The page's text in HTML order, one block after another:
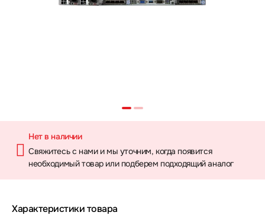
Нет в наличии
Свяжитесь с нами и мы уточним, когда появится
необходимый товар или подберем подходящий аналог
Характеристики товара